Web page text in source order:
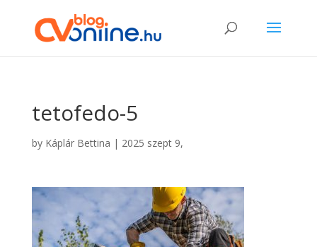
tetofedo-5
by Káplár Bettina | 2025 szept 9,